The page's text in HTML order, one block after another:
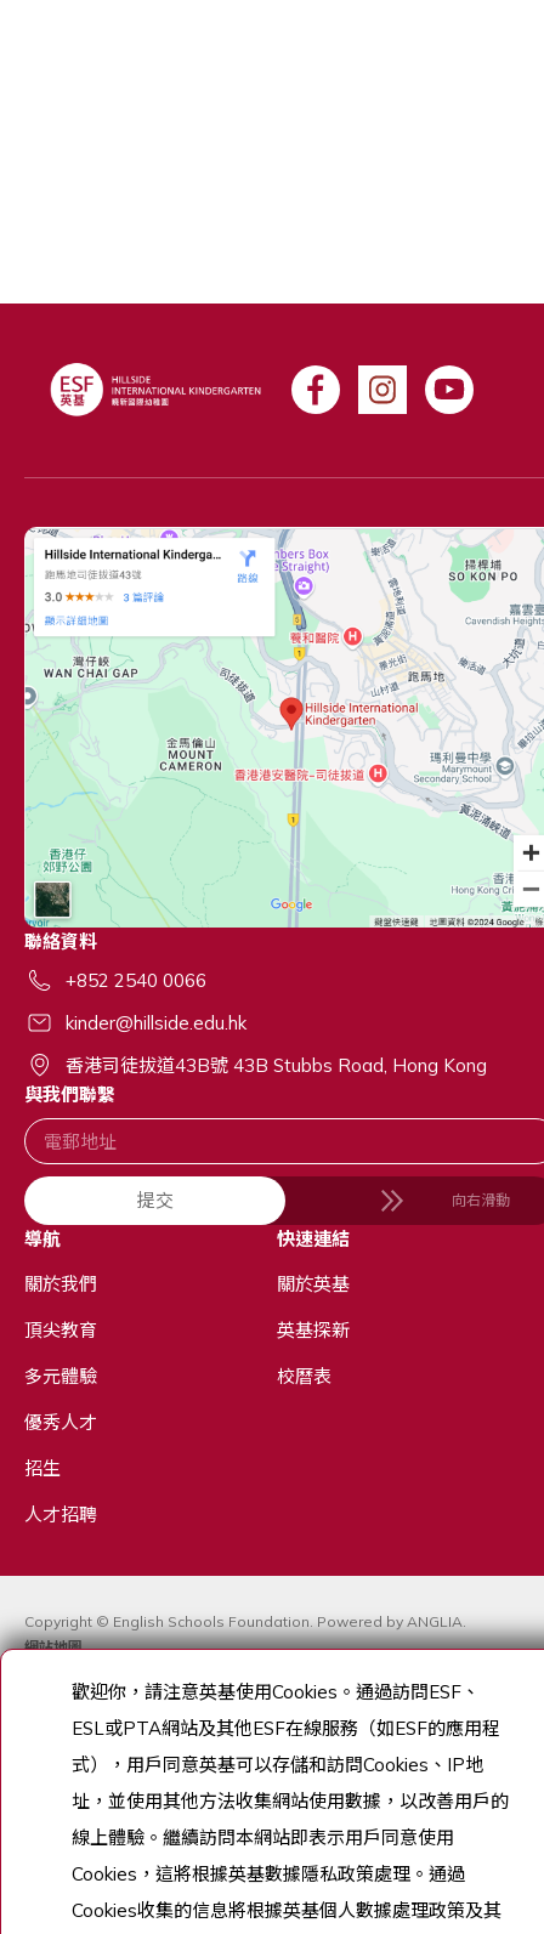
聯絡資料
+852 2540 0066
kinder@hillside.edu.hk
香港司徒拔道43B號 43B Stubbs Road, Hong Kong
與我們聯繫
提交 向右滑動
導航
關於我們
頂尖教育
多元體驗
優秀人才
招生
人才招聘
快速連結
關於英基
英基探新
校曆表
Copyright © English Schools Foundation. Powered by ANGLIA.
網站地圖
歡迎你，請注意英基使用Cookies。通過訪問ESF、
ESL或PTA網站及其他ESF在線服務（如ESF的應用程
式）
，用戶同意英基可以存儲和訪問Cookies、IP地
址， 並使用其他方法收集網站使用數據，以改善用戶的
線上體驗。 繼續訪問本網站即表示用戶同意使用
Cookies， 這將根據英基數據隱私政策處理。 通過
Cookies收集的信息將根據英基個人數據處理政策及其